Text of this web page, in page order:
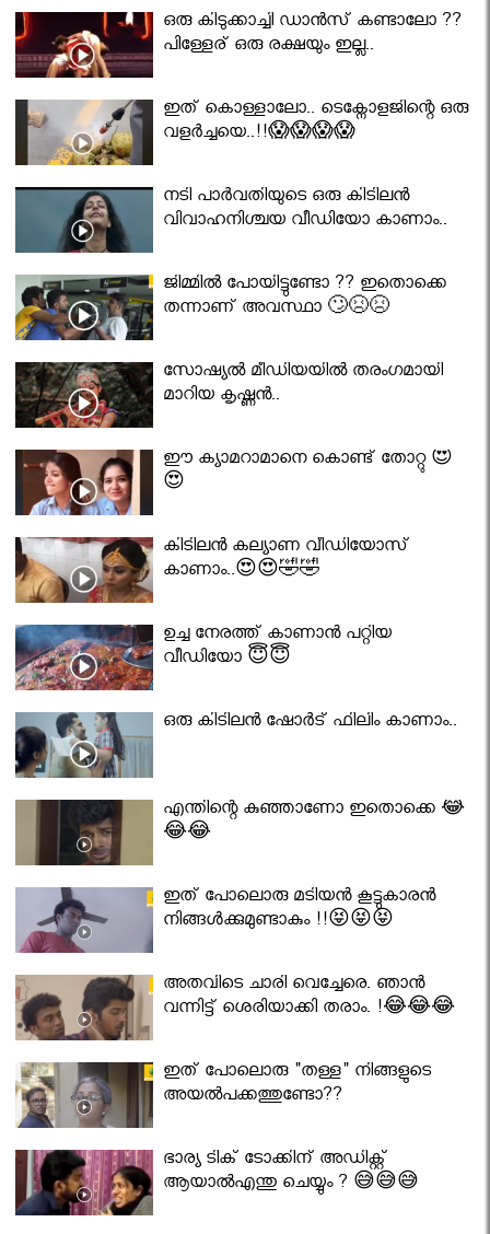
ഒരു കിടുക്കാച്ചി ഡാൻസ് കണ്ടാലോ ??
പിള്ളേര് ഒരു രക്ഷയും ഇല്ല..
ഇത് കൊള്ളാലോ.. ടെക്നോളജിന്റെ ഒരു
വളർച്ചയെ..!!😱😱😱😱
നടി പാർവതിയുടെ ഒരു കിടിലൻ
വിവാഹനിശ്ചയ വീഡിയോ കാണാം..
ജിമ്മിൽ പോയിട്ടുണ്ടോ ?? ഇതൊക്കെ
തന്നാണ് അവസ്ഥാ 🙄😣😣
സോഷ്യൽ മീഡിയയിൽ തരംഗമായി
മാറിയ കൃഷ്ണൻ..
ഈ ക്യാമറാമാനെ കൊണ്ട് തോറ്റു 😍
😍
കിടിലൻ കല്യാണ വീഡിയോസ്
കാണാം..😍😍🤣🤣
ഉച്ച നേരത്ത് കാണാൻ പറ്റിയ
വീഡിയോ 😇😇
ഒരു കിടിലൻ ഷോർട് ഫിലിം കാണാം..
എന്തിന്റെ കുഞ്ഞാണോ ഇതൊക്കെ 😂
😂😂
ഇത് പോലൊരു മടിയൻ കൂട്ടുകാരൻ
നിങ്ങൾക്കുമുണ്ടാകും !!😝😝😝
അതവിടെ ചാരി വെച്ചേരെ. ഞാൻ
വന്നിട്ട് ശെരിയാക്കി തരാം. !😂😂😂
ഇത് പോലൊരു "തള്ള" നിങ്ങളുടെ
അയല്‍പക്കത്തുണ്ടോ??
ഭാര്യ ടിക് ടോക്കിന് അഡിക്റ്റ്
ആയാൽഎന്തു ചെയ്യും ? 😅😅😅